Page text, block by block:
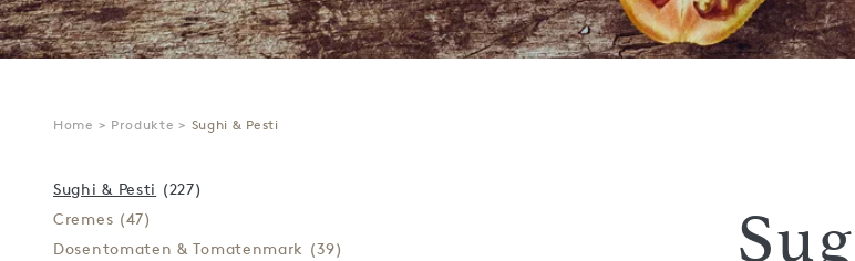
Home > Produkte > Sughi & Pesti
Sughi & Pesti (227)
Cremes (47)
Dosentomaten & Tomatenmark (39)